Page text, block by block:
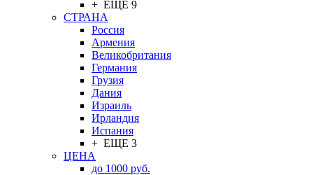
+ ЕЩЕ 9
СТРАНА
Россия
Армения
Великобритания
Германия
Грузия
Дания
Израиль
Ирландия
Испания
+ ЕЩЕ 3
ЦЕНА
до 1000 руб.